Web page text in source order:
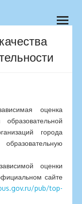
Олы
open
оценка
города
оценки
сайте
pub/top-